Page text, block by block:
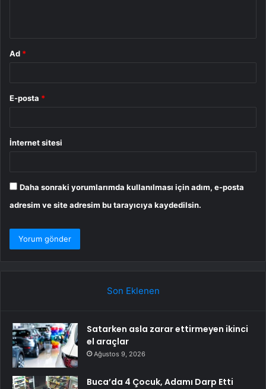
Ad *
E-posta *
İnternet sitesi
Daha sonraki yorumlarımda kullanılması için adım, e-posta
adresim ve site adresim bu tarayıcıya kaydedilsin.
Son Eklenen
Satarken asla zarar ettirmeyen ikinci
el araçlar
Ağustos 9, 2026
Buca’da 4 Çocuk, Adamı Darp Etti